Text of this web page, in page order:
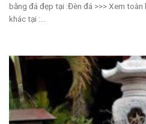
bằng đá đẹp tại :Đèn đá >>> Xem
khác tại :...